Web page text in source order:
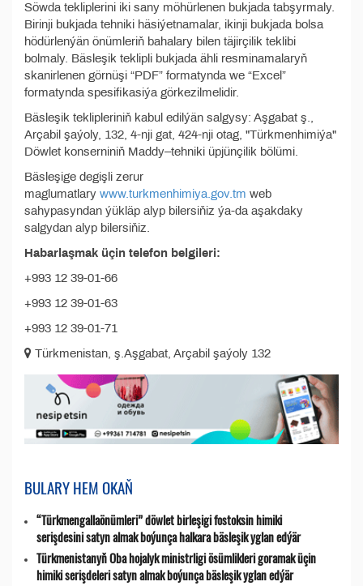
Söwda tekliplerini iki sany möhürlenen bukjada tabşyrmaly.
Birinji bukjada tehniki häsiýetnamalar, ikinji bukjada bolsa
hödürlenýän önümleriň bahalary bilen täjirçilik teklibi
bolmaly. Bäsleşik teklipli bukjada ähli resminamalaryň
skanirlenen görnüşi “PDF” formatynda we “Excel”
formatynda spesifikasiýa görkezilmelidir.
Bäsleşik teklipleriniň kabul edilýän salgysy: Aşgabat ş.,
Arçabil şaýoly, 132, 4-nji gat, 424-nji otag, "Türkmenhimiýa"
Döwlet konserniniň Maddy–tehniki üpjünçilik bölümi.
Bäsleşige degişli zerur
maglumatlary www.turkmenhimiya.gov.tm web
sahypasyndan ýükläp alyp bilersiňiz ýa-da aşakdaky
salgydan alyp bilersiňiz.
Habarlaşmak üçin telefon belgileri:
+993 12 39-01-66
+993 12 39-01-63
+993 12 39-01-71
Türkmenistan, ş.Aşgabat, Arçabil şaýoly 132
BULARY HEM OKAŇ
“Türkmengallaönümleri” döwlet birleşigi fostoksin himiki
serişdesini satyn almak boýunça halkara bäsleşik yglan edýär
Türkmenistanyň Oba hojalyk ministrligi ösümlikleri goramak üçin
himiki serişdeleri satyn almak boýunça bäsleşik yglan edýär